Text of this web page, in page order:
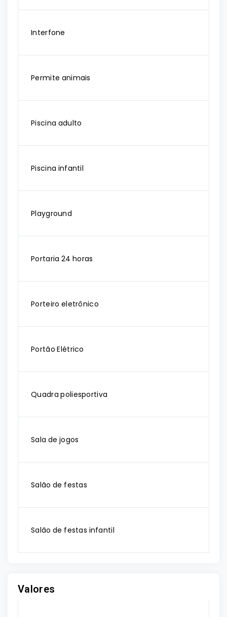
Interfone
Permite animais
Piscina adulto
Piscina infantil
Playground
Portaria 24 horas
Porteiro eletrônico
Portão Elétrico
Quadra poliesportiva
Sala de jogos
Salão de festas
Salão de festas infantil
Valores